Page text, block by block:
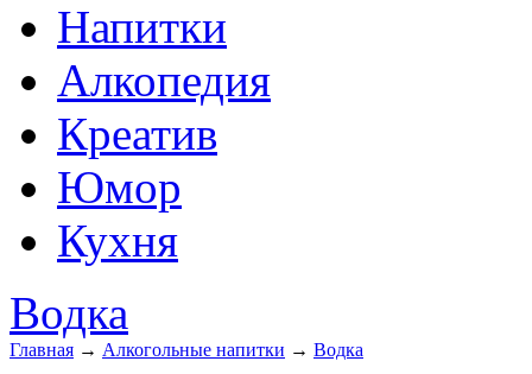
Напитки
Алкопедия
Креатив
Юмор
Кухня
Водка
Главная → Алкогольные напитки → Водка